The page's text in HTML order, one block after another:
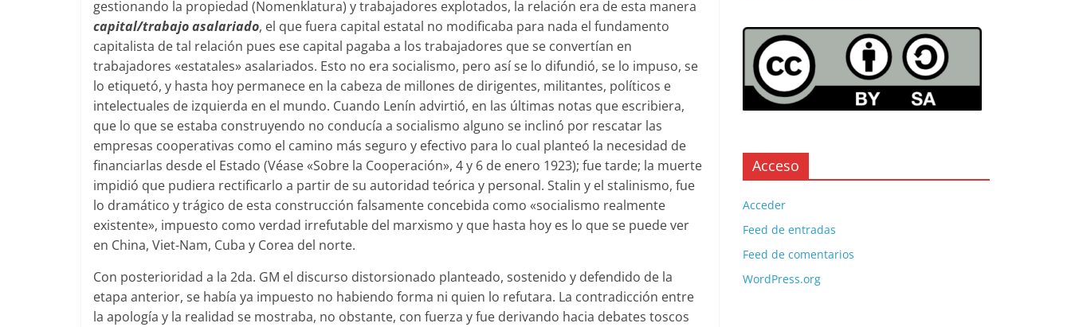
gestionando la propiedad (Nomenklatura) y trabajadores explotados, la relación era de esta manera
capital/trabajo asalariado, el que fuera capital estatal no modificaba para nada el fundamento
capitalista de tal relación pues ese capital pagaba a los trabajadores que se convertían en
trabajadores «estatales» asalariados. Esto no era socialismo, pero así se lo difundió, se lo impuso, se
lo etiquetó, y hasta hoy permanece en la cabeza de millones de dirigentes, militantes, políticos e
intelectuales de izquierda en el mundo. Cuando Lenín advirtió, en las últimas notas que escribiera,
que lo que se estaba construyendo no conducía a socialismo alguno se inclinó por rescatar las
empresas cooperativas como el camino más seguro y efectivo para lo cual planteó la necesidad de
financiarlas desde el Estado (Véase «Sobre la Cooperación», 4 y 6 de enero 1923); fue tarde; la muerte
impidió que pudiera rectificarlo a partir de su autoridad teórica y personal. Stalin y el stalinismo, fue
lo dramático y trágico de esta construcción falsamente concebida como «socialismo realmente
existente», impuesto como verdad irrefutable del marxismo y que hasta hoy es lo que se puede ver
en China, Viet-Nam, Cuba y Corea del norte.
Con posterioridad a la 2da. GM el discurso distorsionado planteado, sostenido y defendido de la
etapa anterior, se había ya impuesto no habiendo forma ni quien lo refutara. La contradicción entre
la apología y la realidad se mostraba, no obstante, con fuerza y fue derivando hacia debates toscos
Acceso
Acceder
Feed de entradas
Feed de comentarios
WordPress.org